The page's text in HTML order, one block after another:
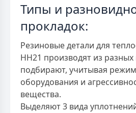
Типы и
прокладок:
Резиновые детали для
НН21 производят из
подбирают, учитывая
оборудования и
вещества.
Выделяют 3 вида